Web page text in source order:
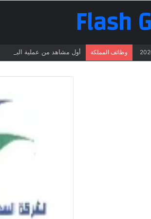
Flash
وظائف المملكة أول مشاهد من عملية البحث عن